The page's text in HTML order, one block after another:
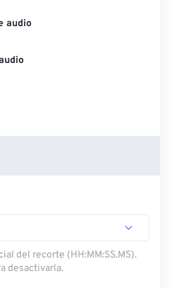
audio
del recorte (HH:MM:SS.MS).
desactivarla.